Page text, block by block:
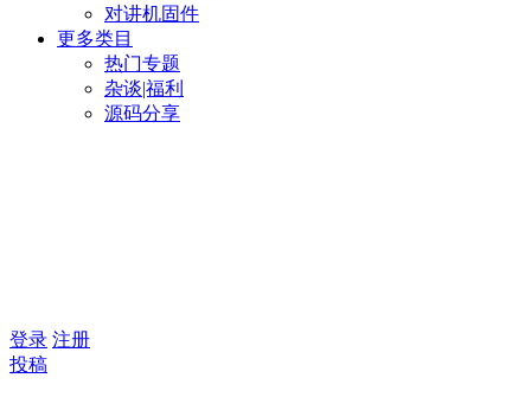
对讲机固件
更多类目
热门专题
杂谈|福利
源码分享
登录 注册
投稿